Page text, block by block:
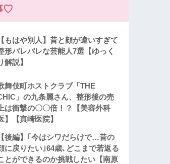
♡
【もはや別人】昔と顔が違いすぎて
形バレバレな芸能人7選【ゆっく
解説】
舞伎町ホストクラブ「THE
」の九条麗さん、整形後の売
上は衝撃の〇〇倍！？【美容外科
】【真崎医院】
【後編】｢今はシワだらけで…昔の
に戻りたい｣64歳､どこまで若返る
とができるのか挑戦したい【南原